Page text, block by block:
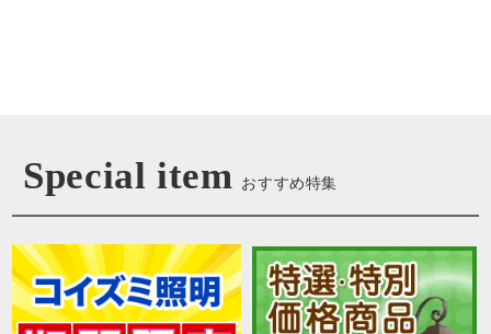
Special item おすすめ特集